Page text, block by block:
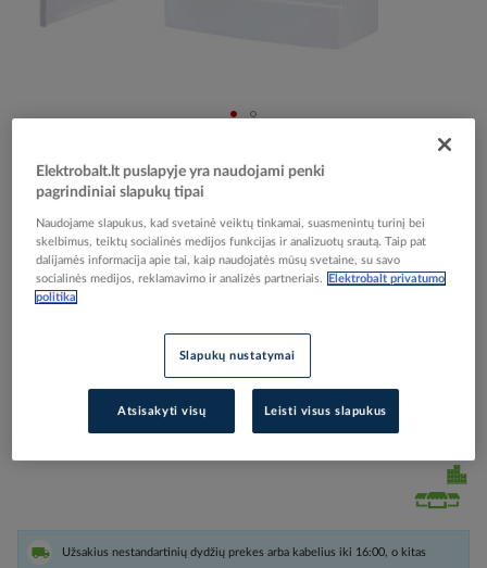
the
images
gallery
Skydelis v/t 8 modulių IP40 baltos durys ECT08PO -
Elektrobalt prekės kodas
058681
EAN kodas
Prisijunkite, norėdami pamatyti kainas
Įtraukti į palyginimą
Užsakius nestandartinių dydžių prekes arba kabelius iki 16:00, o kitas
Elektrobalt.lt puslapyje yra naudojami penki
pagrindiniai slapukų tipai
Naudojame slapukus, kad svetainė veiktų tinkamai, suasmenintų turinį bei
skelbimus, teiktų socialinės medijos funkcijas ir analizuotų srautą. Taip pat
dalijamės informacija apie tai, kaip naudojatės mūsų svetaine, su savo
socialinės medijos, reklamavimo ir analizės partneriais.
Elektrobalt privatumo
politika
Slapukų nustatymai
Atsisakyti visų Leisti visus slapukus